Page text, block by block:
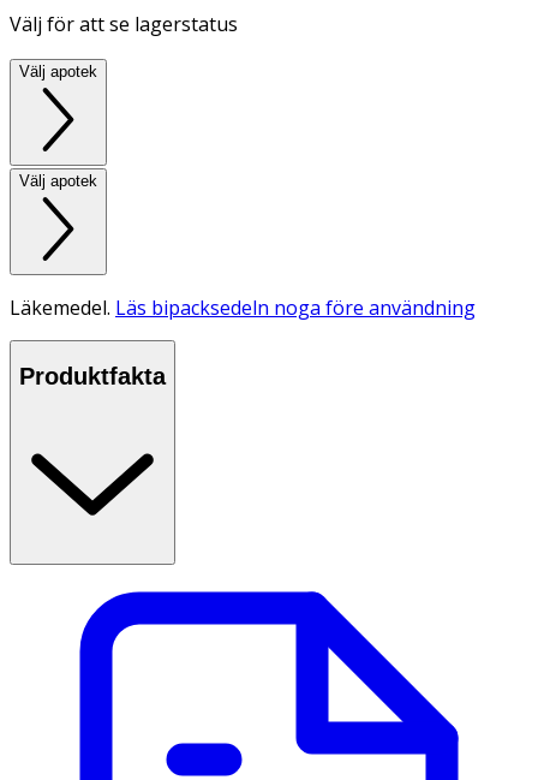
Välj för att se lagerstatus
Välj apotek
Välj apotek
Läkemedel. Läs bipacksedeln noga före användning
Produktfakta